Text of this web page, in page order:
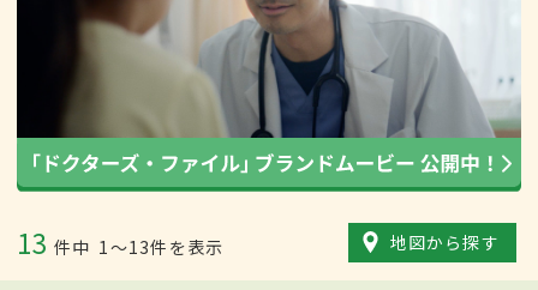
13 件中 1〜13件を表示 地図から探す